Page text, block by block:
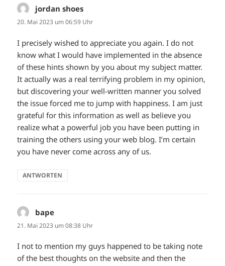
jordan shoes
20. Mai 2023 um 06:59 Uhr
I precisely wished to appreciate you again. I do not
know what I would have implemented in the absence
of these hints shown by you about my subject matter.
It actually was a real terrifying problem in my opinion,
but discovering your well-written manner you solved
the issue forced me to jump with happiness. I am just
grateful for this information as well as believe you
realize what a powerful job you have been putting in
training the others using your web blog. I’m certain
you have never come across any of us.
ANTWORTEN
bape
21. Mai 2023 um 08:38 Uhr
I not to mention my guys happened to be taking note
of the best thoughts on the website and then the